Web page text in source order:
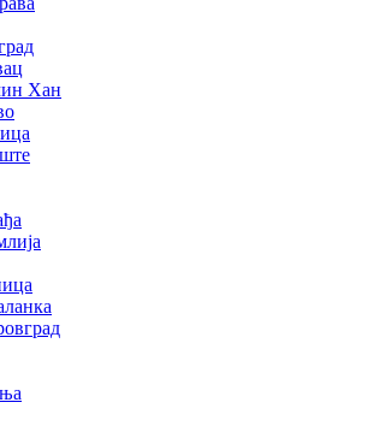
Хан